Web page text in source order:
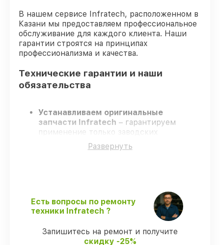
В нашем сервисе Infratech, расположенном в
Казани мы предоставляем профессиональное
обслуживание для каждого клиента. Наши
гарантии строятся на принципах
профессионализма и качества.
Технические гарантии и наши
обязательства
Устанавливаем оригинальные
запчасти Infratech – гарантируем
применение только заводских
комплектующих.
Опытные специалисты
Всегда выполняем ремонт вовремя
ремонт оптического прицела Infratech
IT-404DK строго по договоренности.
Гарантийное сопровождение– все
ремонтные услуги и комплектующие
защищены гарантийной поддержкой до
Развернуть
Есть вопросы по ремонту
техники Infratech ?
Запишитесь на ремонт и получите
скидку -25%